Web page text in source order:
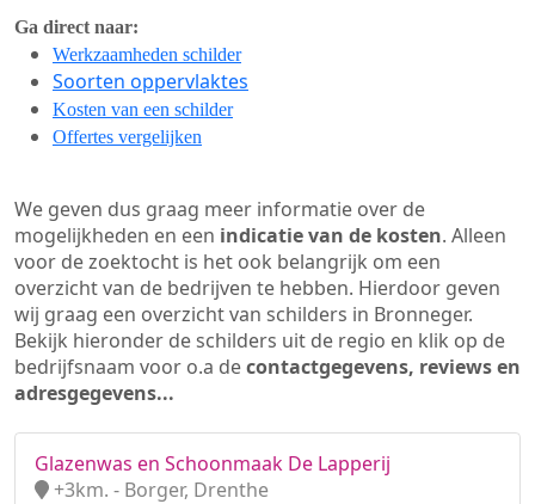
Ga direct naar:
Werkzaamheden schilder
Soorten oppervlaktes
Kosten van een schilder
Offertes vergelijken
We geven dus graag meer informatie over de
mogelijkheden en een indicatie van de kosten. Alleen
voor de zoektocht is het ook belangrijk om een
overzicht van de bedrijven te hebben. Hierdoor geven
wij graag een overzicht van schilders in Bronneger.
Bekijk hieronder de schilders uit de regio en klik op de
bedrijfsnaam voor o.a decontactgegevens, reviews en
adresgegevens...
Glazenwas en Schoonmaak De Lapperij
+3km. - Borger, Drenthe